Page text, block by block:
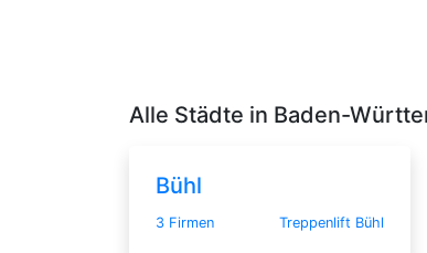
Alle Städte in Baden-
Bühl
3 Firmen Treppenlift Bühl